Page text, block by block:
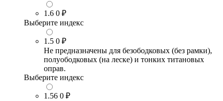
1.6 0 ₽
Выберите индекс
1.5 0 ₽
Не предназначены для безободковых (без рамки),
полуободковых (на леске) и тонких титановых
оправ.
Выберите индекс
1.56 0 ₽